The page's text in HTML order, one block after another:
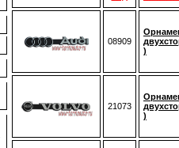
08909
)
21073
)